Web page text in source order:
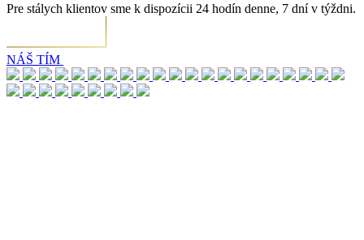
Pre stálych klientov sme k dispozícii 24 hodín denne, 7 dní v týždni.
NÁŠ TÍM